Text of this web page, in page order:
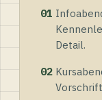
01
Detail.
02